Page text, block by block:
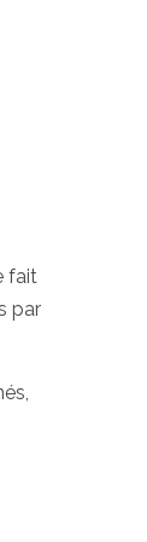
fait
par